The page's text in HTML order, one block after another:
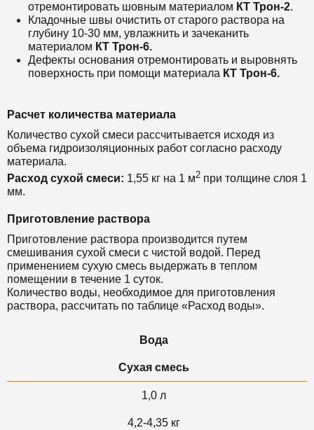
отремонтировать шовным материалом КТ Трон-2.
Кладочные швы очистить от старого раствора на
глубину 10-30 мм, увлажнить и зачеканить
материалом КТ Трон-6.
Дефекты основания отремонтировать и выровнять
поверхность при помощи материала КТ Трон-6.
Расчет количества материала
Количество сухой смеси рассчитывается исходя из
объема гидроизоляционных работ согласно расходу
материала.
Расход сухой смеси: 1,55 кг на 1 м2 при толщине слоя 1
мм.
Приготовление раствора
Приготовление раствора производится путем
смешивания сухой смеси с чистой водой. Перед
применением сухую смесь выдержать в теплом
помещении в течение 1 суток.
Количество воды, необходимое для приготовления
раствора, рассчитать по таблице «Расход воды».
Вода
Сухая смесь
1,0 л
4,2-4,35 кг